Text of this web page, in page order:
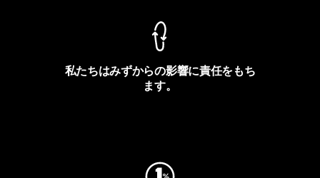
私たちはみずからの影響に責任をもち
ます。